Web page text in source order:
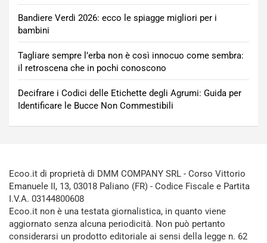
Bandiere Verdi 2026: ecco le spiagge migliori per i
bambini
Tagliare sempre l’erba non è così innocuo come sembra:
il retroscena che in pochi conoscono
Decifrare i Codici delle Etichette degli Agrumi: Guida per
Identificare le Bucce Non Commestibili
Ecoo.it di proprietà di DMM COMPANY SRL - Corso Vittorio
Emanuele II, 13, 03018 Paliano (FR) - Codice Fiscale e Partita
I.V.A. 03144800608
Ecoo.it non è una testata giornalistica, in quanto viene
aggiornato senza alcuna periodicità. Non può pertanto
considerarsi un prodotto editoriale ai sensi della legge n. 62